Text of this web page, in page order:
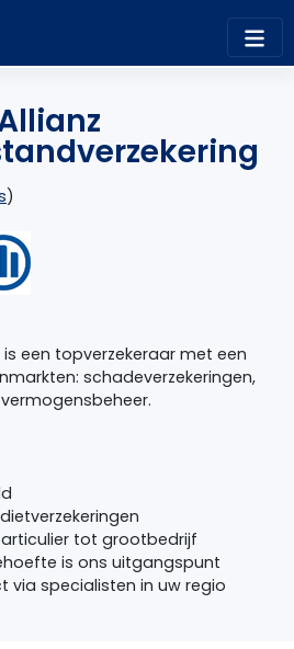
)
een topverzekeraar met een
schadeverzekeringen,
tot grootbedrijf
is ons uitgangspunt
via specialisten in uw regio